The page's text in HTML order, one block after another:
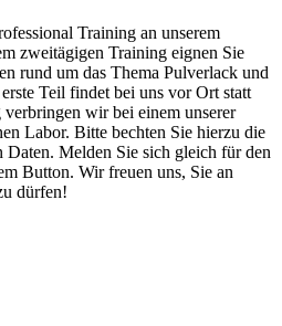
Training an unserem
zweitägigen Training eignen Sie
rund um das Thema Pulverlack und
Teil findet bei uns vor Ort statt
wir bei einem unserer
Labor. Bitte bechten Sie hierzu die
Melden Sie sich gleich für den
Button. Wir freuen uns, Sie an
dürfen!